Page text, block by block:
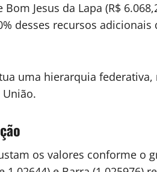
Jesus da Lapa (R$
desses recursos
uma hierarquia
os valores conforme o